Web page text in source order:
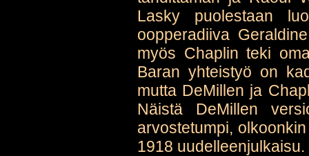
Lasky puolestaan
oopperadiiva
myös Chaplin teki
Baran yhteistyö on
mutta DeMillen ja
Näistä DeMillen
arvostetumpi,
1918 uudelleenjulkaisu.